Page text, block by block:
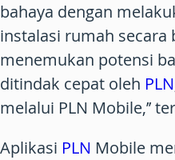
bahaya dengan
instalasi rumah secara
menemukan potensi
ditindak cepat oleh PLN
melalui PLN Mobile,’’
Aplikasi PLN Mobile